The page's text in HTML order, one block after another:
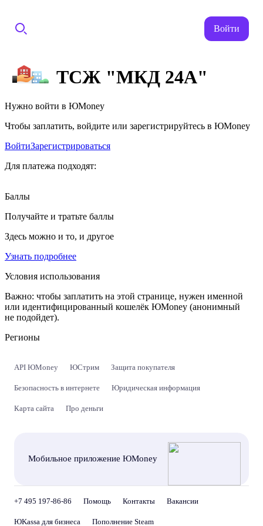
Войти
ТСЖ "МКД 24А"
Нужно войти в ЮMoney
Чтобы заплатить, войдите или зарегистрируйтесь в ЮMoney
ВойтиЗарегистрироваться
Для платежа подходят:
Баллы
Получайте и тратьте баллы
Здесь можно и то, и другое
Узнать подробнее
Условия использования
Важно: чтобы заплатить на этой странице, нужен именной
или идентифицированный кошелёк ЮMoney (анонимный
не подойдет).
Регионы
API ЮMoney ЮСтрим Защита покупателя
Безопасность в интернете Юридическая информация
Карта сайта Про деньги
Мобильное приложение ЮMoney
+7 495 197-86-86 Помощь Контакты Вакансии
ЮKassa для бизнеса Пополнение Steam